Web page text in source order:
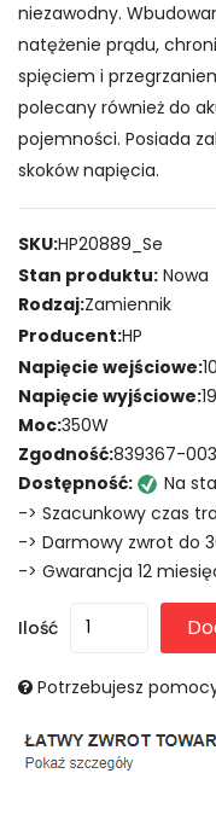
niezawodny.
natężenie prądu,
spięciem i
polecany również do
pojemności. Posiada
skoków napięcia.
SKU:HP20889_Se
Stan produktu: Nowa
Rodzaj:Zamiennik
Producent:HP
Napięcie wejściowe:
Napięcie wyjściowe:
Moc:350W
Zgodność:839367-003
Dostępność:
Na
-> Szacunkowy czas
-> Darmowy zwrot do
-> Gwarancja 12
Ilość
Potrzebujesz